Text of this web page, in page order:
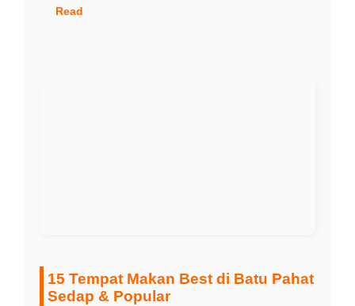
Read
15 Tempat Makan Best di Batu Pahat
Sedap & Popular